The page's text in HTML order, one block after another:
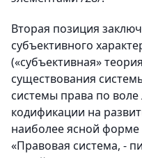
Вторая позиция
субъективного
(«субъективная»
существования
системы права по
кодификации на
наиболее ясной
«Правовая система, -